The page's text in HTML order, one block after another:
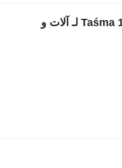
معلومات إضافية — Taśma 178/162/45 لـ آلات و